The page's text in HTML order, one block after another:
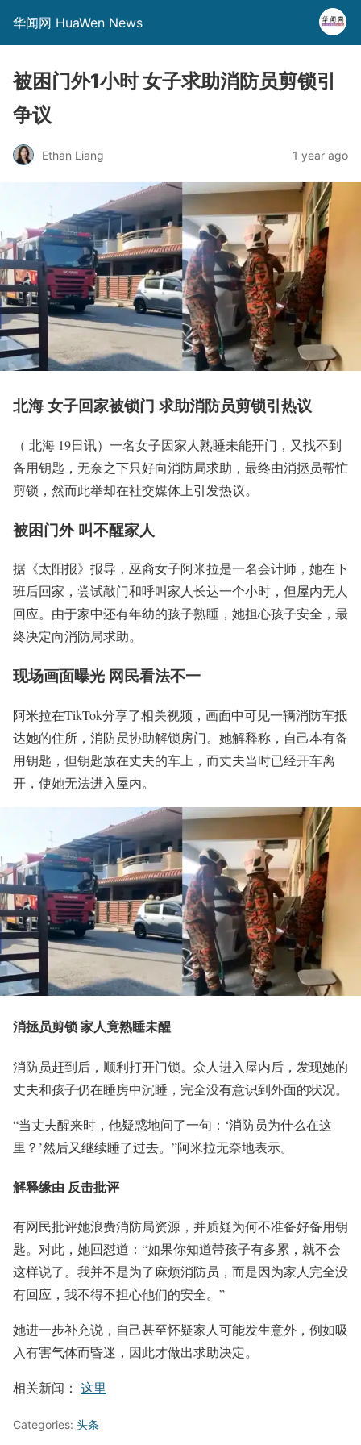
华闻网 HuaWen News
被困门外1小时 女子求助消防员剪锁引
争议
Ethan Liang 1 year ago
北海 女子回家被锁门 求助消防员剪锁引热议
（ 北海 19日讯）一名女子因家人熟睡未能开门，又找不到
备用钥匙，无奈之下只好向消防局求助，最终由消拯员帮忙
剪锁，然而此举却在社交媒体上引发热议。
被困门外 叫不醒家人
据《太阳报》报导，巫裔女子阿米拉是一名会计师，她在下
班后回家，尝试敲门和呼叫家人长达一个小时，但屋内无人
回应。由于家中还有年幼的孩子熟睡，她担心孩子安全，最
终决定向消防局求助。
现场画面曝光 网民看法不一
阿米拉在TikTok分享了相关视频，画面中可见一辆消防车抵
达她的住所，消防员协助解锁房门。她解释称，自己本有备
用钥匙，但钥匙放在丈夫的车上，而丈夫当时已经开车离
开，使她无法进入屋内。
消拯员剪锁 家人竟熟睡未醒
消防员赶到后，顺利打开门锁。众人进入屋内后，发现她的
丈夫和孩子仍在睡房中沉睡，完全没有意识到外面的状况。
“当丈夫醒来时，他疑惑地问了一句：‘消防员为什么在这
里？’然后又继续睡了过去。”阿米拉无奈地表示。
解释缘由 反击批评
有网民批评她浪费消防局资源，并质疑为何不准备好备用钥
匙。对此，她回怼道：“如果你知道带孩子有多累，就不会
这样说了。我并不是为了麻烦消防员，而是因为家人完全没
有回应，我不得不担心他们的安全。”
她进一步补充说，自己甚至怀疑家人可能发生意外，例如吸
入有害气体而昏迷，因此才做出求助决定。
相关新闻： 这里
Categories: 头条